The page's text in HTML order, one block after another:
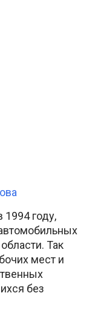
1994 году,
Так
мест и
без